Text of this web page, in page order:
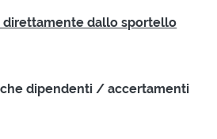
direttamente dallo sportello
dipendenti / accertamenti